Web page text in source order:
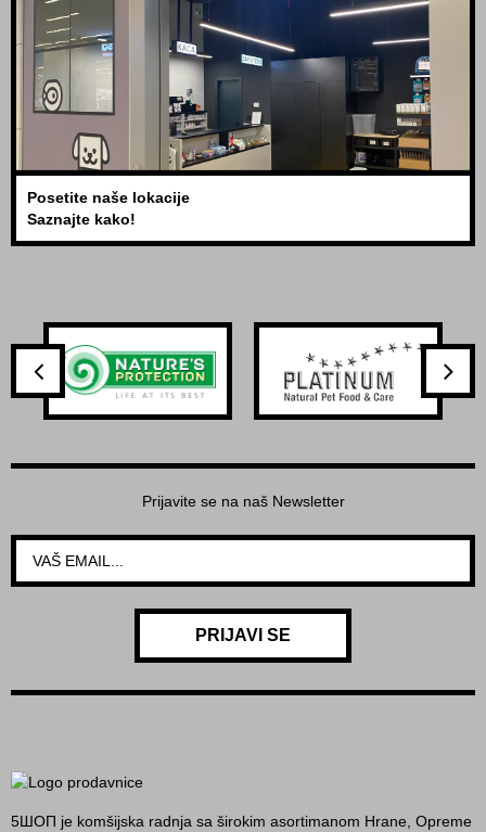
Posetite naše lokacije
Saznajte kako!
Prijavite se na naš Newsletter
PRIJAVI SE
5ШОП je komšijska radnja sa širokim asortimanom Hrane, Opreme